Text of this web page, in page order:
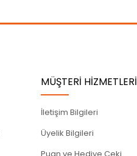
MÜŞTERİ HİZMETLERİ
İletişim Bilgileri
Üyelik Bilgileri